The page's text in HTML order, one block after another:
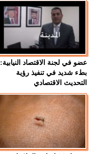
عضو في لجنة الاقتصاد النيابية:
بطء شديد في تنفيذ رؤية
التحديث الاقتصادي